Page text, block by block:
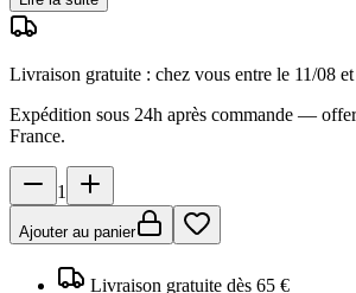
Livraison gratuite : chez vous entre le 11/08
Expédition sous 24h après commande —
France.
1
Ajouter au panier
Livraison gratuite dès 65 €